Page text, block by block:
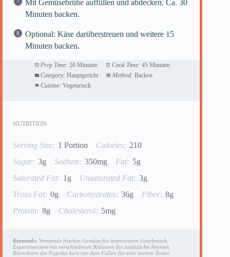
Mit Gemüsebrühe auffüllen und abdecken. Ca. 30
Minuten backen.
Optional: Käse darüberstreuen und weitere 15
Minuten backen.
Prep Time: 20 Minuten Cook Time: 45 Minuten
Category: Hauptgericht Method: Backen
Cuisine: Vegetarisch
NUTRITION
Serving Size: 1 Portion Calories: 210
Sugar: 3g Sodium: 350mg Fat: 5g
Saturated Fat: 1g Unsaturated Fat: 3g
Trans Fat: 0g Carbohydrates: 36g Fiber: 8g
Protein: 8g Cholesterol: 5mg
Keywords: Verwende frisches Gemüse für intensiveren Geschmack.
Experimentiere mit verschiedenen Kräutern für zusätzliche Aromen.
Blanchiere die Paprika kurz vor dem Füllen für eine zartere Textur.